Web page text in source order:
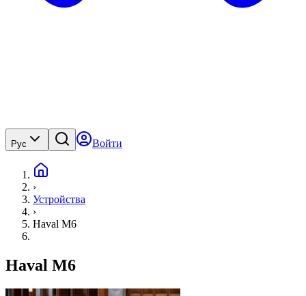
Рус Войти
›
Устройства
›
Haval M6
Haval M6